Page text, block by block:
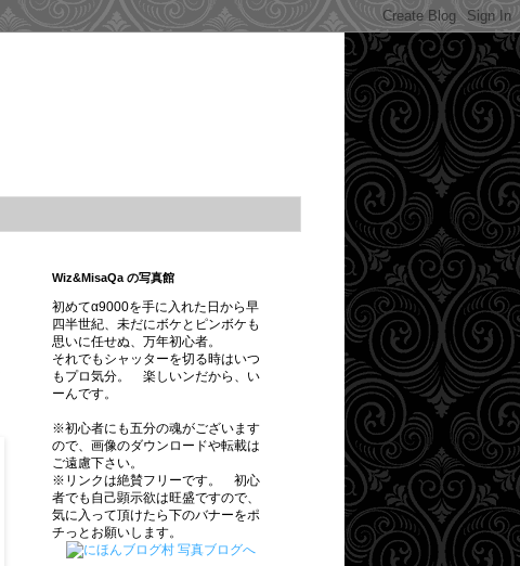
Wiz&MisaQa の写真館
初めてα9000を手に入れた日から早
四半世紀、未だにボケとピンボケも
思いに任せぬ、万年初心者。
それでもシャッターを切る時はいつ
もプロ気分。 楽しいンだから、い
ーんです。
※初心者にも五分の魂がございます
ので、画像のダウンロードや転載は
ご遠慮下さい。
※ リンクは絶賛フリーです。 初心
者でも自己顕示欲は旺盛ですので、
気に入って頂けたら下のバナーをポ
チっとお願いします。